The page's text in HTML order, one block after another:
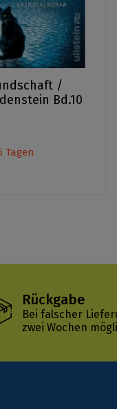
/
Bd.10
Tagen
Rückgabe
Bei falscher
zwei Wochen